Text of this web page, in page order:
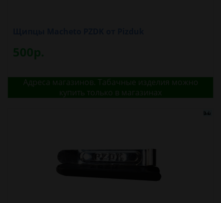
500р.
Адреса магазинов. Табачные изделия можно
купить только в магазинах